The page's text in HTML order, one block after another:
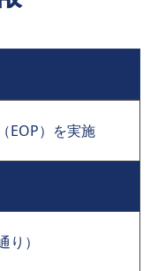
EOP）を実施
）